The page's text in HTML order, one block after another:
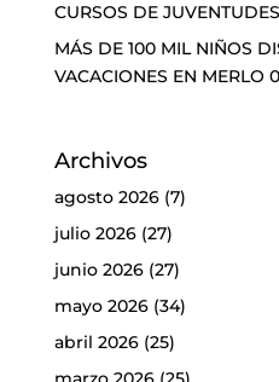
CURSOS DE JUVENTUDES
MÁS DE 100 MIL NIÑOS
VACACIONES EN MERLO
Archivos
agosto 2026(7)
julio 2026(27)
junio 2026(27)
mayo 2026(34)
abril 2026(25)